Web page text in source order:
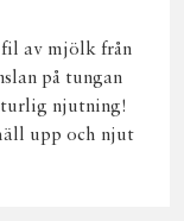
av mjölk från
på tungan
njutning!
upp och njut